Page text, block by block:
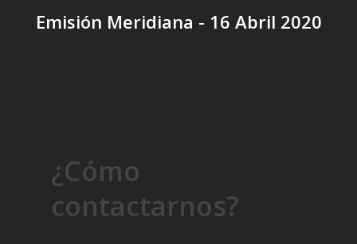
Emisión Meridiana - 16 Abril 2020
¿Cómo
contactarnos?